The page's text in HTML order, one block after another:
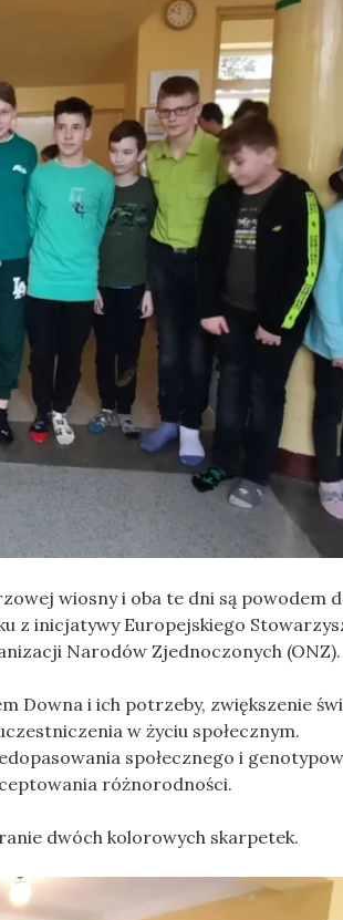
wiosny i oba te dni są powodem
z inicjatywy Europejskiego
Narodów Zjednoczonych (ONZ).
Downa i ich potrzeby, zwiększenie
w życiu społecznym.
społecznego i
różnorodności.
dwóch kolorowych skarpetek.